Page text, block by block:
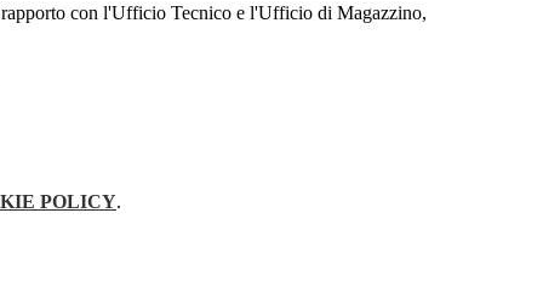
rapporto con l'Ufficio Tecnico e l'Ufficio di Magazzino,
POLICY.